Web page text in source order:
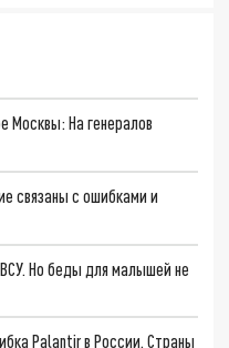
Москвы: На генералов
связаны с ошибками и
Но беды для малышей не
Palantir в России. Страны